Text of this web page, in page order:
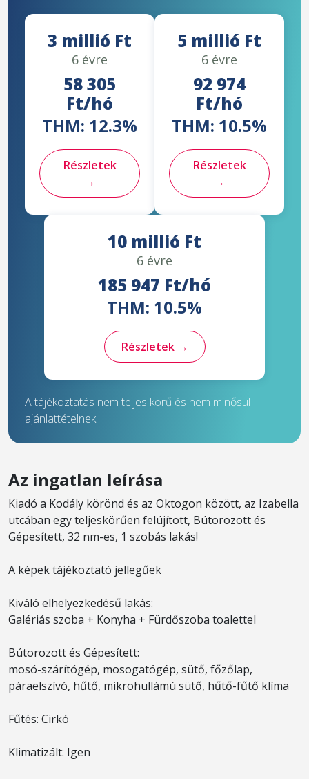
3 millió Ft
6 évre
58 305
Ft/hó
THM: 12.3%
Részletek
→
5 millió Ft
6 évre
92 974
Ft/hó
THM: 10.5%
Részletek
→
10 millió Ft
6 évre
185 947 Ft/hó
THM: 10.5%
Részletek →
A tájékoztatás nem teljes körű és nem minősül
ajánlattételnek.
Az ingatlan leírása
Kiadó a Kodály körönd és az Oktogon között, az Izabella
utcában egy teljeskörűen felújított, Bútorozott és
Gépesített, 32 nm-es, 1 szobás lakás!
A képek tájékoztató jellegűek
Kiváló elhelyezkedésű lakás:
Galériás szoba + Konyha + Fürdőszoba toalettel
Bútorozott és Gépesített:
mosó-szárítógép, mosogatógép, sütő, főzőlap,
páraelszívó, hűtő, mikrohullámú sütő, hűtő-fűtő klíma
Fűtés: Cirkó
Klimatizált: Igen